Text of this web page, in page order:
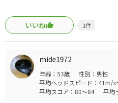
使用遍歴
GOST.370S: スチールっぽくフ
来る。スピンはよく入ってくれ
VENTUS BLACK HB 8s: ただの
道が強すぎる。球が止まらない
いいね
1件
mide1972
年齢：53歳 性別：男性
平均ヘッドスピード：41m/s
平均スコア：80～84
平均